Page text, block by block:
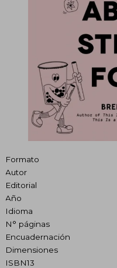
Formato
Autor
Editorial
Año
Idioma
N° páginas
Encuadernación
Dimensiones
ISBN13